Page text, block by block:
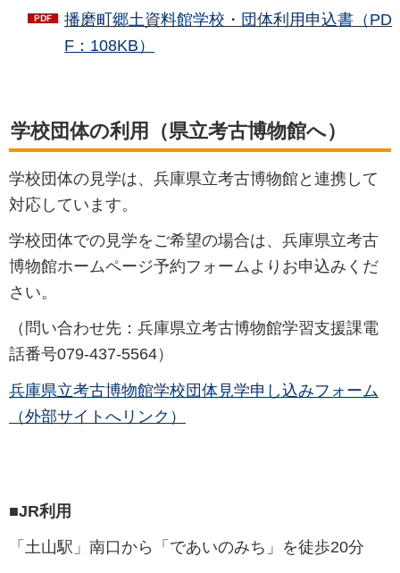
播磨町郷土資料館学校・団体利用申込書（PD
F：108KB）
学校団体の利用（県立考古博物館へ）
学校団体の見学は、兵庫県立考古博物館と連携して
対応しています。
学校団体での見学をご希望の場合は、兵庫県立考古
博物館ホームページ予約フォームよりお申込みくだ
さい。
（問い合わせ先：兵庫県立考古博物館学習支援課電
話番号079-437-5564）
兵庫県立考古博物館学校団体見学申し込みフォーム
（外部サイトへリンク）
■JR利用
「土山駅」南口から「であいのみち」を徒歩20分